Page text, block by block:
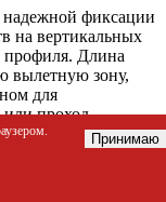
фиксации
на вертикальных
профиля. Длина
вылетную зону,
для
или проход.
и придает
как для уличного,
Принимаю